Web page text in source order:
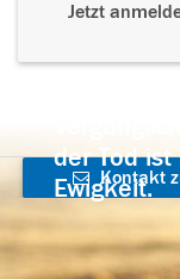
Jetzt
der Tod
Ewigkeit.
Kontakt